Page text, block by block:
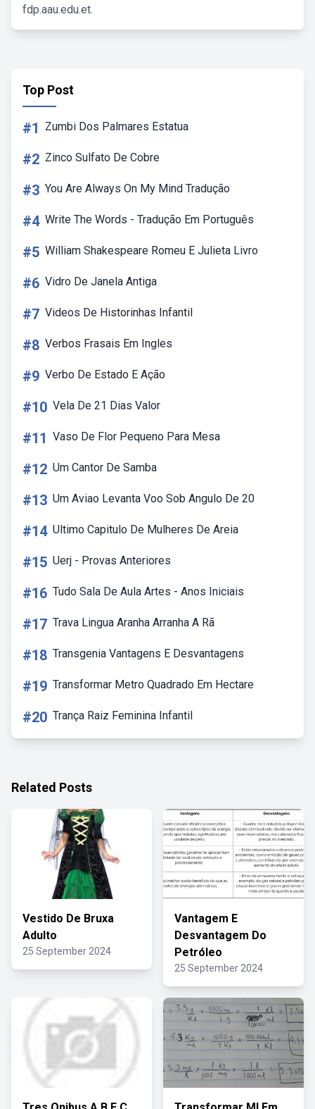
fdp.aau.edu.et.
Top Post
#1 Zumbi Dos Palmares Estatua
#2 Zinco Sulfato De Cobre
#3 You Are Always On My Mind Tradução
#4 Write The Words - Tradução Em Português
#5 William Shakespeare Romeu E Julieta Livro
#6 Vidro De Janela Antiga
#7 Videos De Historinhas Infantil
#8 Verbos Frasais Em Ingles
#9 Verbo De Estado E Ação
#10 Vela De 21 Dias Valor
#11 Vaso De Flor Pequeno Para Mesa
#12 Um Cantor De Samba
#13 Um Aviao Levanta Voo Sob Angulo De 20
#14 Ultimo Capitulo De Mulheres De Areia
#15 Uerj - Provas Anteriores
#16 Tudo Sala De Aula Artes - Anos Iniciais
#17 Trava Lingua Aranha Arranha A Rã
#18 Transgenia Vantagens E Desvantagens
#19 Transformar Metro Quadrado Em Hectare
#20 Trança Raiz Feminina Infantil
Related Posts
Vestido De Bruxa
Adulto
25 September 2024
Vantagem E
Desvantagem Do
Petróleo
25 September 2024